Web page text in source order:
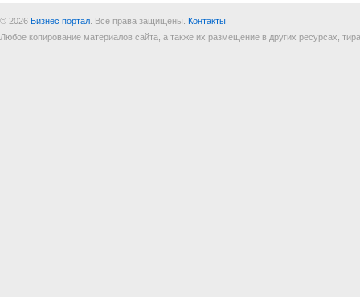
© 2026 Бизнес портал . Все права защищены. Контакты
Любое копирование материалов сайта, а также их размещение в других ресурсах,